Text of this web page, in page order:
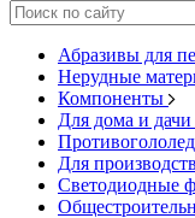
Абразивы для
Нерудные
Компоненты
Для дома и дачи
Для
Светодиодные